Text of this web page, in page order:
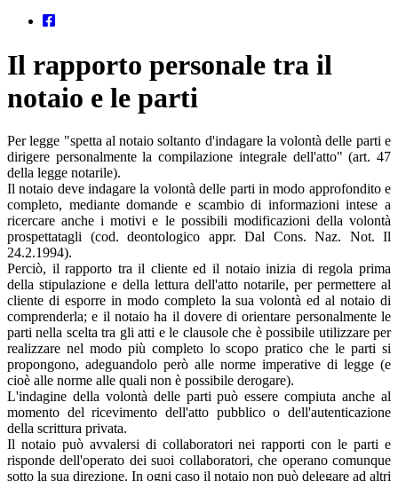
Il rapporto personale tra il
notaio e le parti
Per legge "spetta al notaio soltanto d'indagare la volontà delle parti e
dirigere personalmente la compilazione integrale dell'atto" (art. 47
della legge notarile).
Il notaio deve indagare la volontà delle parti in modo approfondito e
completo, mediante domande e scambio di informazioni intese a
ricercare anche i motivi e le possibili modificazioni della volontà
prospettatagli (cod. deontologico appr. Dal Cons. Naz. Not. Il
24.2.1994).
Perciò, il rapporto tra il cliente ed il notaio inizia di regola prima
della stipulazione e della lettura dell'atto notarile, per permettere al
cliente di esporre in modo completo la sua volontà ed al notaio di
comprenderla; e il notaio ha il dovere di orientare personalmente le
parti nella scelta tra gli atti e le clausole che è possibile utilizzare per
realizzare nel modo più completo lo scopo pratico che le parti si
propongono, adeguandolo però alle norme imperative di legge (e
cioè alle norme alle quali non è possibile derogare).
L'indagine della volontà delle parti può essere compiuta anche al
momento del ricevimento dell'atto pubblico o dell'autenticazione
della scrittura privata.
Il notaio può avvalersi di collaboratori nei rapporti con le parti e
risponde dell'operato dei suoi collaboratori, che operano comunque
sotto la sua direzione. In ogni caso il notaio non può delegare ad altri